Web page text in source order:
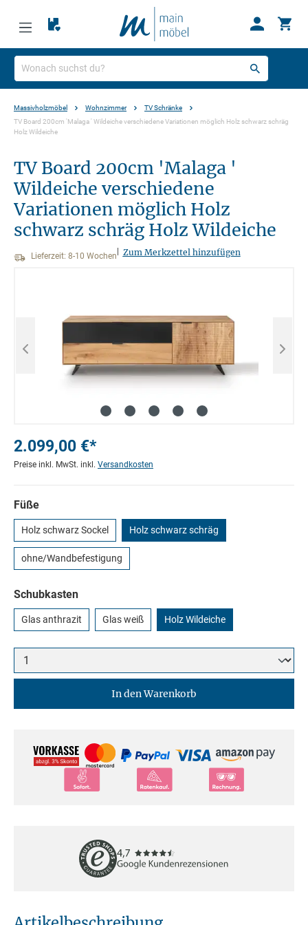
Massivholzmöbel Wohnzimmer
TV Schränke
TV Board 200cm 'Malaga ' Wildeiche verschiedene Variationen möglich Holz schwarz schräg
Holz Wildeiche
TV Board 200cm 'Malaga '
Wildeiche verschiedene
Variationen möglich Holz
schwarz schräg Holz Wildeiche
Lieferzeit: 8-10 Wochen Zum Merkzettel hinzufügen
2.099,00 €*
Preise inkl. MwSt. inkl. Versandkosten
Füße
Holz schwarz Sockel Holz schwarz schräg
ohne/Wandbefestigung
Schubkasten
Glas anthrazit Glas weiß Holz Wildeiche
In den Warenkorb